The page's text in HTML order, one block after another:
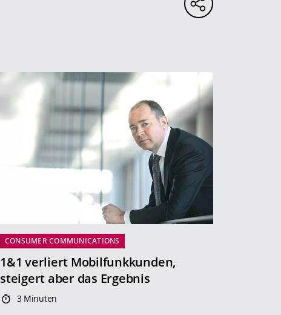
CONSUMER COMMUNICATIONS
1&1 verliert Mobilfunkkunden,
steigert aber das Ergebnis
3 Minuten